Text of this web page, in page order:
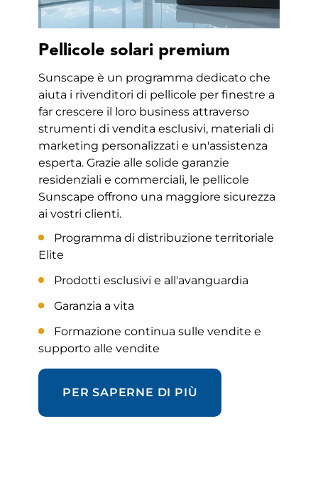
Pellicole solari premium
Sunscape è un programma dedicato che
aiuta i rivenditori di pellicole per finestre a
far crescere il loro business attraverso
strumenti di vendita esclusivi, materiali di
marketing personalizzati e un'assistenza
esperta. Grazie alle solide garanzie
residenziali e commerciali, le pellicole
Sunscape offrono una maggiore sicurezza
ai vostri clienti.
Programma di distribuzione territoriale
Elite
Prodotti esclusivi e all'avanguardia
Garanzia a vita
Formazione continua sulle vendite e
supporto alle vendite
PER SAPERNE DI PIÙ